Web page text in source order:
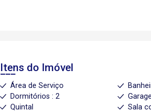
Itens do Imóvel
Área de Serviço
Dormitórios : 2
Quintal
Sala